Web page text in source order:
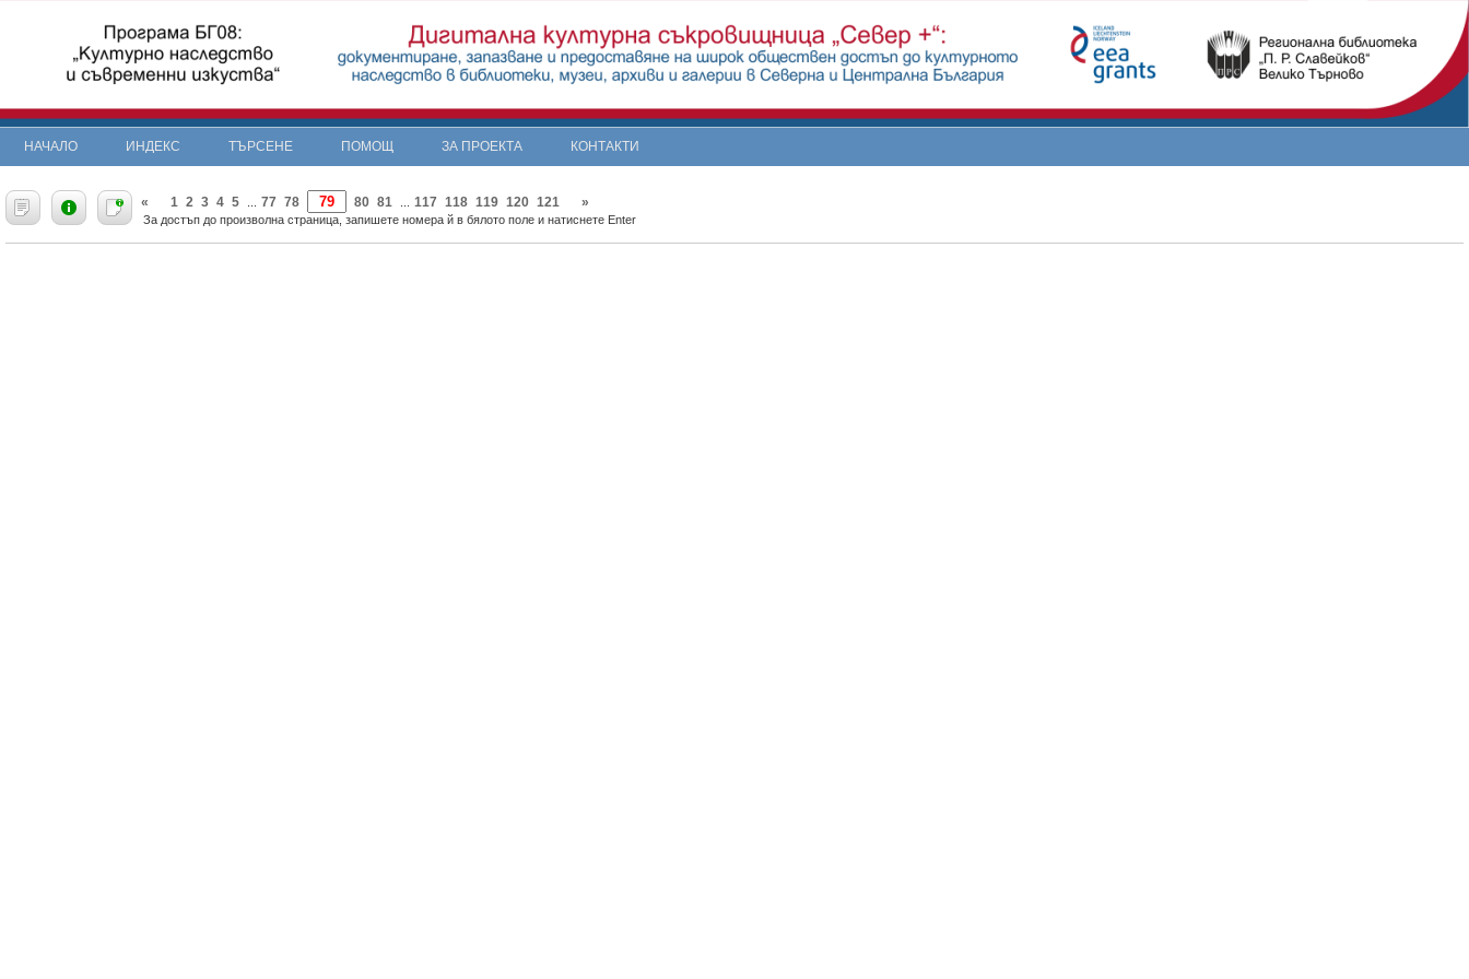
НАЧАЛО ИНДЕКС ТЪРСЕНЕ ПОМОЩ ЗА ПРОЕКТА КОНТАКТИ
« 1 2 3 4 5 77 78 80 81 117 118 119 120 121 »
За достъп до произволна страница, запишете номера й в бялото поле и натиснете Enter